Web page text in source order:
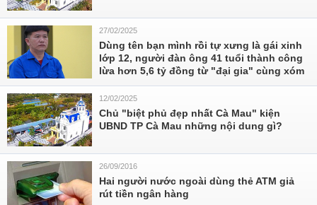
27/02/2025
Dùng tên bạn mình rồi tự xưng là gái xinh
lớp 12, người đàn ông 41 tuổi thành công
lừa hơn 5,6 tỷ đồng từ "đại gia" cùng xóm
12/02/2025
Chủ "biệt phủ đẹp nhất Cà Mau" kiện
UBND TP Cà Mau những nội dung gì?
26/09/2016
Hai người nước ngoài dùng thẻ ATM giả
rút tiền ngân hàng